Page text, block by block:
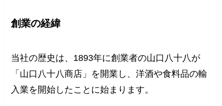
創業の経緯
当社の歴史は、1893年に創業者の山口八十八が
「山口八十八商店」を開業し、洋酒や食料品の輸
入業を開始したことに始まります。